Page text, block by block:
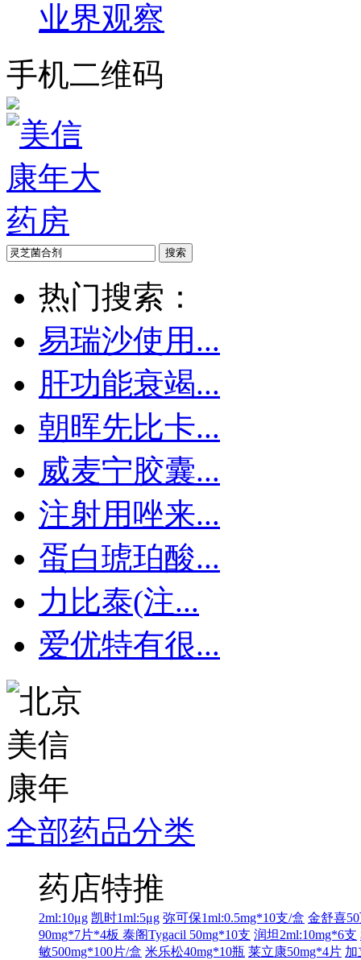
业界观察
手机二维码
热门搜索：
易瑞沙使用...
肝功能衰竭...
朝晖先比卡...
威麦宁胶囊...
注射用唑来...
蛋白琥珀酸...
力比泰(注...
爱优特有很...
全部药品分类
药店特推
2ml:10μg 凯时1ml:5μg 弥可保1ml:0.5mg*10支/盒 金舒喜
90mg*7片*4板 泰阁Tygacil 50mg*10支 润坦2ml:10mg*6支
敏500mg*100片/盒 米乐松40mg*10瓶 莱立康50mg*4片 加